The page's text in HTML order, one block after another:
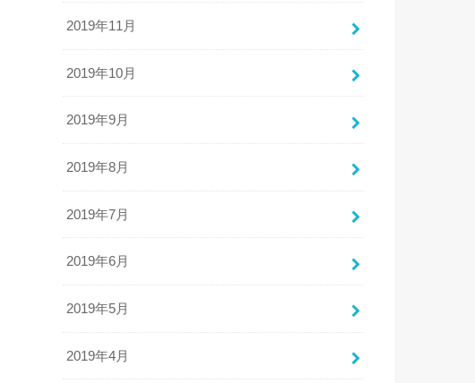
2019年11月
2019年10月
2019年9月
2019年8月
2019年7月
2019年6月
2019年5月
2019年4月